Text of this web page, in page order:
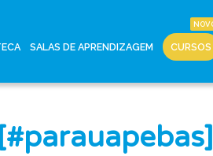
SALAS DE APRENDIZAGEM CURSOS